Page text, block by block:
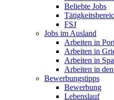
Beliebte Jobs
FSJ
Jobs im Ausland
Arbeiten in
Arbeiten in
Arbeiten in
Arbeiten in
Bewerbungstipps
Bewerbung
Lebenslauf